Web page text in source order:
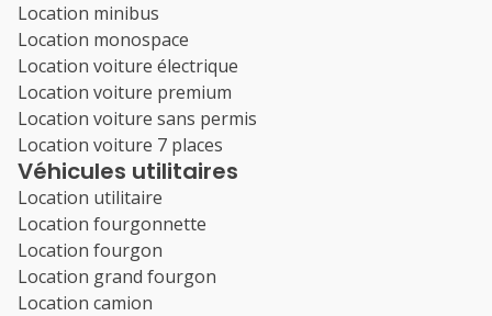
Location minibus
Location monospace
Location voiture électrique
Location voiture premium
Location voiture sans permis
Location voiture 7 places
Véhicules utilitaires
Location utilitaire
Location fourgonnette
Location fourgon
Location grand fourgon
Location camion